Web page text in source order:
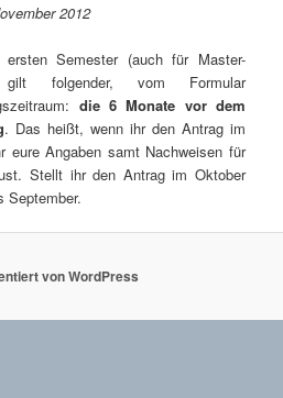
2012
Semester (auch für Master-
gilt folgender, vom Formular
die 6 Monate vor dem
. Das heißt, wenn ihr den Antrag im
eure Angaben samt Nachweisen für
Stellt ihr den Antrag im Oktober
September.
von WordPress